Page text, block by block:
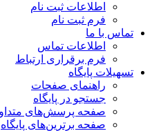
اطلاعات ثبت نام
فرم ثبت نام
با ما
اطلاعات تماس
فرم برقراری ارتباط
پایگاه
راهنمای صفحات
جستجو در پایگاه
صفحه پرسش‌های متداول
صفحه برترین‌های پایگاه